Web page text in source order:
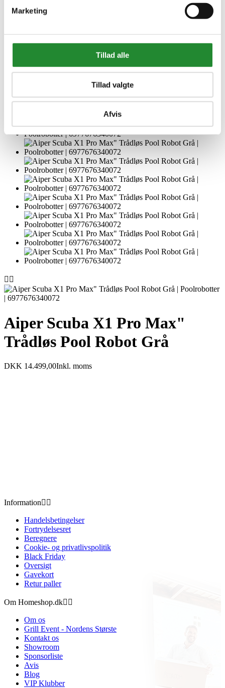
Marketing
Tillad alle
Tillad valgte
Afvis
 
Aiper Scuba X1 Pro Max"
Trådløs Pool Robot Grå
DKK 14.499,00Inkl. moms
Information 
Handelsbetingelser
Fortrydelsesret
Beregnere
Cookie- og privatlivspolitik
Black Friday
Oversigt
Gavekort
Retur paller
Om Homeshop.dk 
Om os
Grill Event - Nordens Største
Kontakt os
Showroom
Sponsorliste
Avis
Blog
VIP Klubber